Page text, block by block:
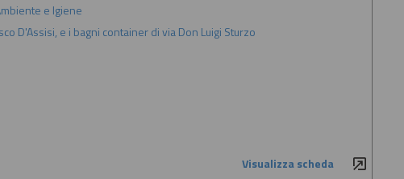
e Igiene
D'Assisi, e i bagni container di via Don Luigi Sturzo
Visualizza scheda